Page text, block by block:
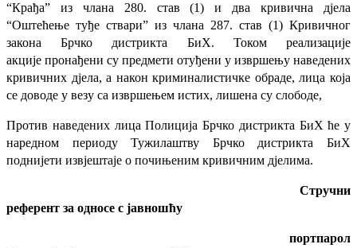
“Крађа” из члана 280. став (1) и два кривична дјела
“Оштећење туђе ствари” из члана 287. став (1) Кривичног
закона Брчко дистрикта БиХ. Током реализације
акције пронађени су предмети отуђени у извршењу наведених
кривичних дјела, а након криминалистичке обраде, лица која
се доводе у везу са извршењем истих, лишена су слободе,
Против наведених лица Полиција Брчко дистрикта БиХ ће у
наредном периоду Тужилаштву Брчко дистрикта БиХ
поднијети извјештаје о почињеним кривичним дјелима.
Стручни
референт за односе с јавношћу
портпарол